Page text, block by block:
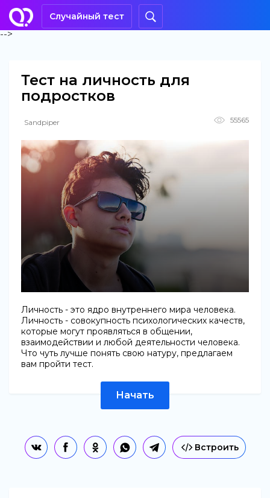
Случайный тест
-->
Тест на личность для
подростков
Sandpiper 55565
Личность - это ядро внутреннего мира человека.
Личность - совокупность психологических качеств,
которые могут проявляться в общении,
взаимодействии и любой деятельности человека.
Что чуть лучше понять свою натуру, предлагаем
вам пройти тест.
Начать
Встроить